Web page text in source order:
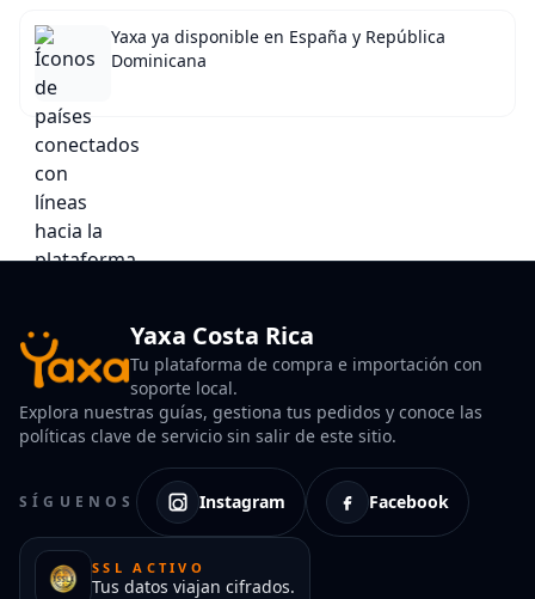
Yaxa ya disponible en España y República
Dominicana
Yaxa Costa Rica
Tu plataforma de compra e importación con
soporte local.
Explora nuestras guías, gestiona tus pedidos y conoce las
políticas clave de servicio sin salir de este sitio.
SÍGUENOS Instagram Facebook
SSL ACTIVO
Tus datos viajan cifrados.